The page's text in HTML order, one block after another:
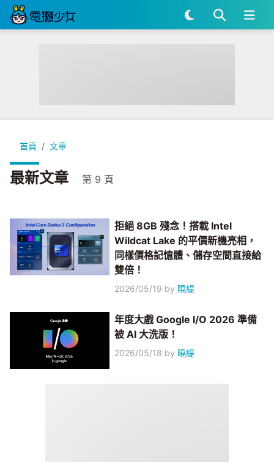
首頁 文章
最新文章 第 9 頁
拒絕 8GB 殘念！搭載 Intel
Wildcat Lake 的平價新機亮相，
同樣價格記憶體、儲存空間直接給
雙倍！
2026/05/19 by 曉緹
年度大戲 Google I/O 2026 準備
被 AI 大洗版！
2026/05/18 by 曉緹